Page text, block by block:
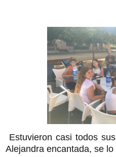
Estuvieron casi todos
Alejandra encantada, se